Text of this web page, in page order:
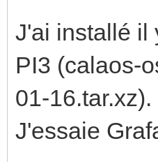
J'ai installé il
PI3 (calaos-
01-16.tar.xz).
J'essaie